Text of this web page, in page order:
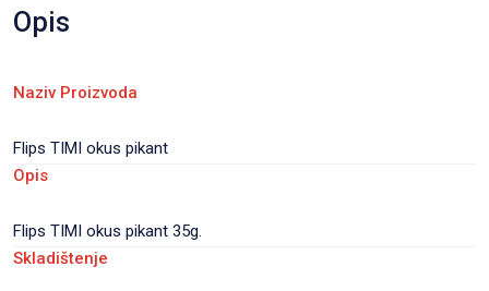
Opis
Naziv Proizvoda
Flips TIMI okus pikant
Opis
Flips TIMI okus pikant 35g.
Skladištenje